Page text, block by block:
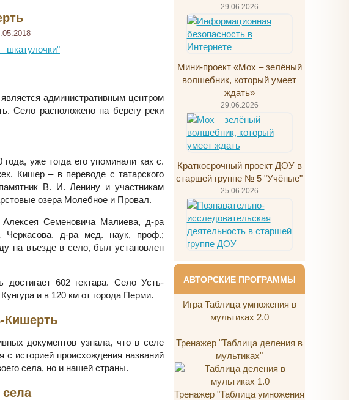
шкатулочки"
административным центром
Село расположено на берегу реки
уже тогда его упоминали как с.
Кишер – в переводе с татарского
В. И. Ленину и участникам
озера Молебное и Провал.
Семеновича Малиева, д-ра
Черкасова. д-ра мед. наук, проф.;
на въезде в село, был установлен
602 гектара. Село Усть-
и в 120 км от города Перми.
Кишерть
документов узнала, что в селе
историей происхождения названий
села, но и нашей страны.
29.06.2026
Мини-проект «Мох – зелёный
волшебник, который умеет
ждать»
29.06.2026
Краткосрочный проект ДОУ в
старшей группе № 5 "Учёные"
25.06.2026
АВТОРСКИЕ ПРОГРАММЫ
Игра Таблица умножения в
мультиках 2.0
Тренажер "Таблица деления в
мультиках"
Тренажер "Таблица умножения